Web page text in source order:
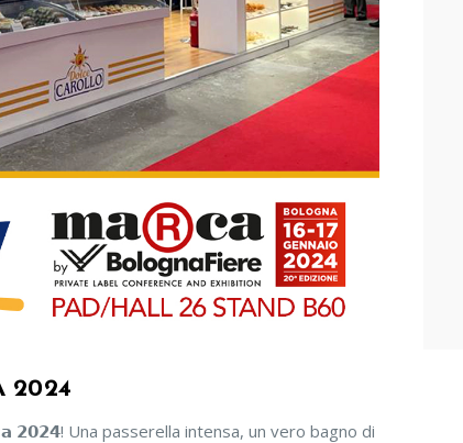
2024
𝟮𝟬𝟮𝟰! Una passerella intensa, un vero bagno di